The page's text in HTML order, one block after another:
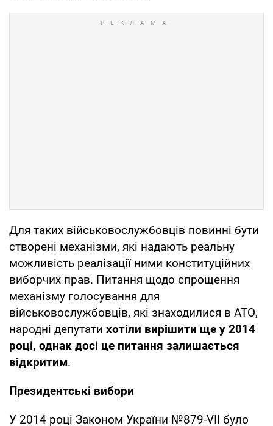
Для таких військовослужбовців повинні бути
створені механізми, які надають реальну
можливість реалізації ними конституційних
виборчих прав. Питання щодо спрощення
механізму голосування для
військовослужбовців, які знаходилися в АТО,
народні депутати хотіли вирішити ще у 2014
році, однак досі це питання залишається
відкритим.
Президентські вибори
У 2014 році Законом України №879-VII було